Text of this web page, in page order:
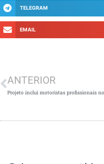
TELEGRAM
EMAIL
ANTERIOR